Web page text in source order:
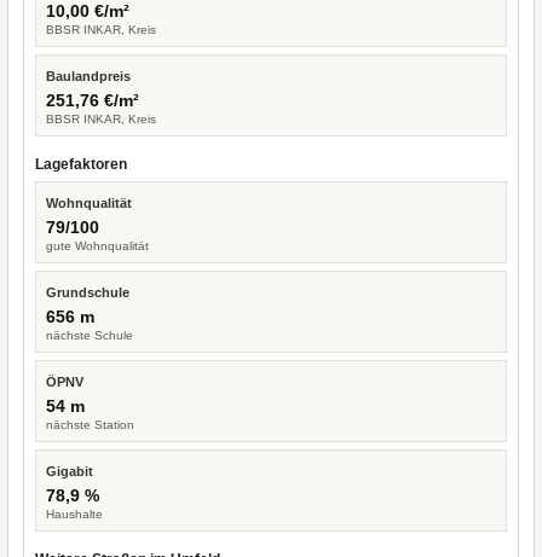
10,00 €/m²
BBSR INKAR, Kreis
Baulandpreis
251,76 €/m²
BBSR INKAR, Kreis
Lagefaktoren
Wohnqualität
79/100
gute Wohnqualität
Grundschule
656 m
nächste Schule
ÖPNV
54 m
nächste Station
Gigabit
78,9 %
Haushalte